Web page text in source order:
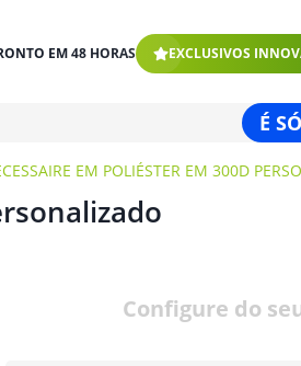
EM 48 HORAS EXCLUSIVOS
É
EM POLIÉSTER EM 300D
Configure do